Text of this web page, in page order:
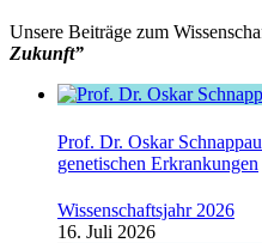
Unsere Beiträge zum
Zukunft”
Prof. Dr. Oskar
genetischen Erkrankungen
Wissenschaftsjahr 2026
16. Juli 2026